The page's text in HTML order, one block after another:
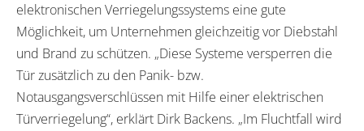
elektronischen Verriegelungssystems eine gute
Möglichkeit, um Unternehmen gleichzeitig vor Diebstahl
und Brand zu schützen. „Diese Systeme versperren die
Tür zusätzlich zu den Panik- bzw.
Notausgangsverschlüssen mit Hilfe einer elektrischen
Türverriegelung“, erklärt Dirk Backens. „Im Fluchtfall wird